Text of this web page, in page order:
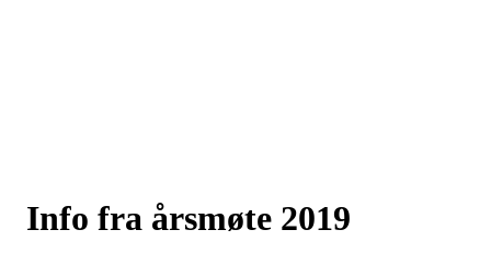
Info fra årsmøte 2019